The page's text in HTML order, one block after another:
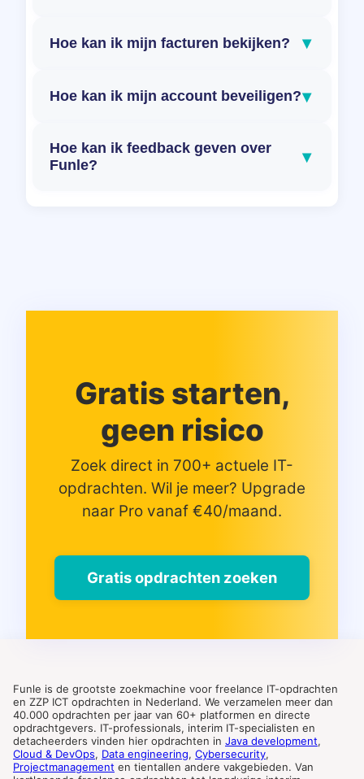
Hoe kan ik mijn facturen bekijken? ▾
Hoe kan ik mijn account beveiligen?▾
Hoe kan ik feedback geven over
Funle?
▾
Gratis starten,
geen risico
Zoek direct in 700+ actuele IT-
opdrachten. Wil je meer? Upgrade
naar Pro vanaf €40/maand.
Gratis opdrachten zoeken
Funle is de grootste zoekmachine voor freelance IT-opdrachten
en ZZP ICT opdrachten in Nederland. We verzamelen meer dan
40.000 opdrachten per jaar van 60+ platformen en directe
opdrachtgevers. IT-professionals, interim IT-specialisten en
detacheerders vinden hier opdrachten in Java development,
Cloud & DevOps, Data engineering, Cybersecurity,
Projectmanagement en tientallen andere vakgebieden. Van